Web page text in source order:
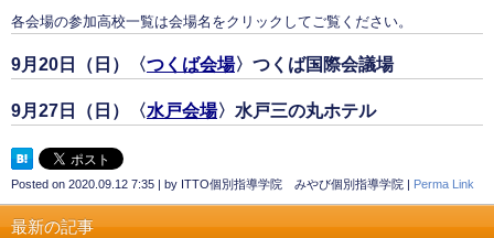
各会場の参加高校一覧は会場名をクリックしてご覧ください。
9月20日（日）〈つくば会場〉つくば国際会議場
9月27日（日）〈水戸会場〉水戸三の丸ホテル
Posted on 2020.09.12 7:35 by ITTO個別指導学院 みやび個別指導学院 Perma Link
最新の記事